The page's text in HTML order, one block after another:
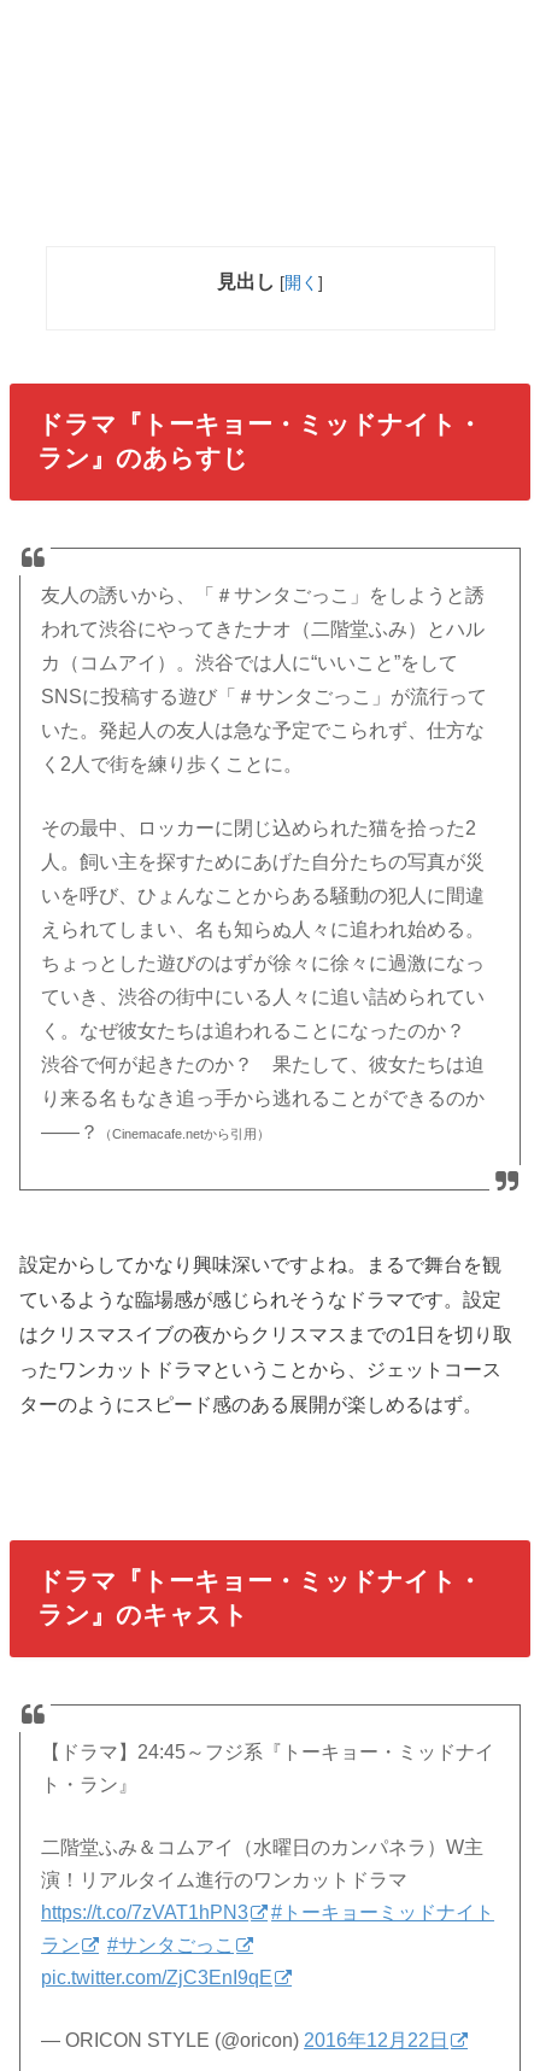
見出し [開く ]
ドラマ『トーキョー・ミッドナイト・
ラン』のあらすじ
友人の誘いから、「＃サンタごっこ」をしようと誘
われて渋谷にやってきたナオ（二階堂ふみ）とハル
カ（コムアイ）。渋谷では人に“いいこと”をして
SNSに投稿する遊び「＃サンタごっこ」が流行って
いた。発起人の友人は急な予定でこられず、仕方な
く2人で街を練り歩くことに。
その最中、ロッカーに閉じ込められた猫を拾った2
人。飼い主を探すためにあげた自分たちの写真が災
いを呼び、ひょんなことからある騒動の犯人に間違
えられてしまい、名も知らぬ人々に追われ始める。
ちょっとした遊びのはずが徐々に徐々に過激になっ
ていき、渋谷の街中にいる人々に追い詰められてい
く。なぜ彼女たちは追われることになったのか？
渋谷で何が起きたのか？ 果たして、彼女たちは迫
り来る名もなき追っ手から逃れることができるのか
――？
（Cinemacafe.netから引用）
設定からしてかなり興味深いですよね。まるで舞台を観
ているような臨場感が感じられそうなドラマです。設定
はクリスマスイブの夜からクリスマスまでの1日を切り取
ったワンカットドラマということから、ジェットコース
ターのようにスピード感のある展開が楽しめるはず。
ドラマ『トーキョー・ミッドナイト・
ラン』のキャスト
【ドラマ】24:45～フジ系『トーキョー・ミッドナイ
ト・ラン』
二階堂ふみ＆コムアイ（水曜日のカンパネラ）W主
演！リアルタイム進行のワンカットドラマ
https://t.co/7zVAT1hPN3
#トーキョーミッドナイト
ラン
#サンタごっこ
pic.twitter.com/ZjC3EnI9qE
— ORICON STYLE (@oricon) 2016年12月22日